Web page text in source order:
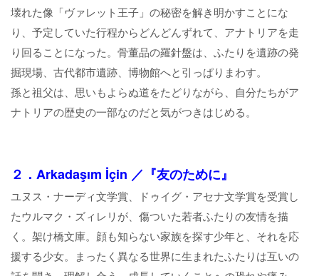
壊れた像「ヴァレット王子」の秘密を解き明かすことにな
り、予定していた行程からどんどんずれて、アナトリアを走
り回ることになった。骨董品の羅針盤は、ふたりを遺跡の発
掘現場、古代都市遺跡、博物館へと引っぱりまわす。
孫と祖父は、思いもよらぬ道をたどりながら、自分たちがア
ナトリアの歴史の一部なのだと気がつきはじめる。
２．Arkadaşım İçin ／『友のために』
ユヌス・ナーディ文学賞、ドゥイグ・アセナ文学賞を受賞し
たウルマク・ズィレリが、傷ついた若者ふたりの友情を描
く。架け橋文庫。顔も知らない家族を探す少年と、それを応
援する少女。まったく異なる世界に生まれたふたりは互いの